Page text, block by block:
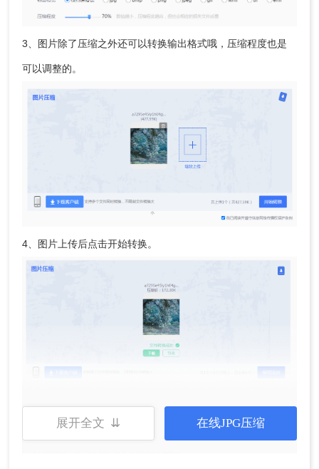
3、图片除了压缩之外还可以转换输出格式哦，压缩程度也是
可以调整的。
4、图片上传后点击开始转换。
5、压缩完成点击下载即可。
展开全文 ⇊ 在线JPG压缩